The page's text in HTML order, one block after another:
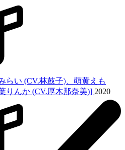
らい (CV.林鼓子)、萌黄えも
りんか (CV.厚木那奈美)] 2020